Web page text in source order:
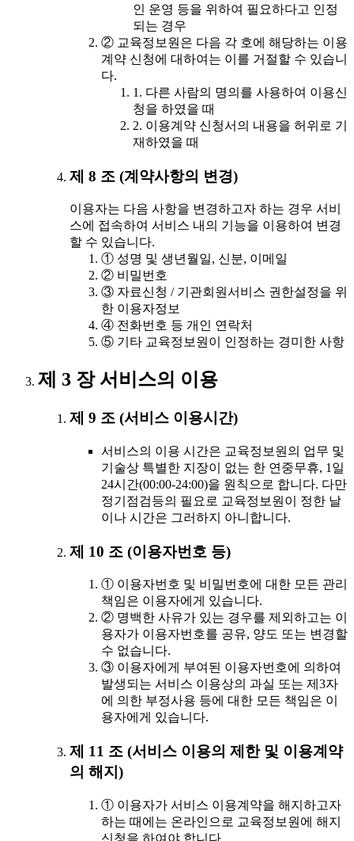
인 운영 등을 위하여 필요하다고 인정
되는 경우
② 교육정보원은 다음 각 호에 해당하는 이용
계약 신청에 대하여는 이를 거절할 수 있습니
다.
1. 다른 사람의 명의를 사용하여 이용신
청을 하였을 때
2. 이용계약 신청서의 내용을 허위로 기
재하였을 때
제 8 조 (계약사항의 변경)
이용자는 다음 사항을 변경하고자 하는 경우 서비
스에 접속하여 서비스 내의 기능을 이용하여 변경
할 수 있습니다.
① 성명 및 생년월일, 신분, 이메일
② 비밀번호
③ 자료신청 / 기관회원서비스 권한설정을 위
한 이용자정보
④ 전화번호 등 개인 연락처
⑤ 기타 교육정보원이 인정하는 경미한 사항
제 3 장 서비스의 이용
제 9 조 (서비스 이용시간)
서비스의 이용 시간은 교육정보원의 업무 및
기술상 특별한 지장이 없는 한 연중무휴, 1일
24시간(00:00-24:00)을 원칙으로 합니다. 다만
정기점검등의 필요로 교육정보원이 정한 날
이나 시간은 그러하지 아니합니다.
제 10 조 (이용자번호 등)
① 이용자번호 및 비밀번호에 대한 모든 관리
책임은 이용자에게 있습니다.
② 명백한 사유가 있는 경우를 제외하고는 이
용자가 이용자번호를 공유, 양도 또는 변경할
수 없습니다.
③ 이용자에게 부여된 이용자번호에 의하여
발생되는 서비스 이용상의 과실 또는 제3자
에 의한 부정사용 등에 대한 모든 책임은 이
용자에게 있습니다.
제 11 조 (서비스 이용의 제한 및 이용계약
의 해지)
① 이용자가 서비스 이용계약을 해지하고자
하는 때에는 온라인으로 교육정보원에 해지
신청을 하여야 합니다.